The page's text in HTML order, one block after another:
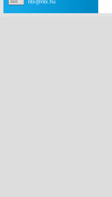
ntx@ntx.hu